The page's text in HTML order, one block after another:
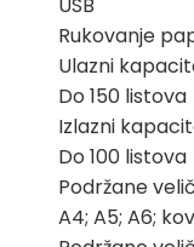
USB
Rukovanje
Ulazni
Do 150 listova
Izlazni
Do 100 listova
Podržane
A4; A5; A6;